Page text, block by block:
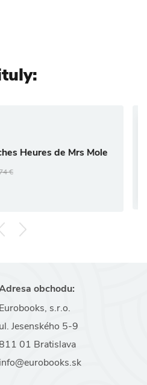
Mrs Mole
obchodu:
Eurobooks, s.r.o.
ul. Jesenského 5-9
01 Bratislava
info@eurobooks.sk